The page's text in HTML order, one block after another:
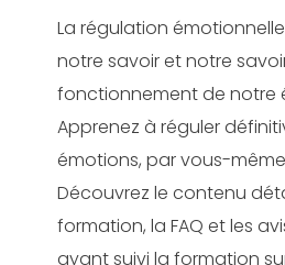
La régulation
notre savoir et notre
fonctionnement de notre
Apprenez à réguler
émotions, par vous-
Découvrez le contenu
formation, la FAQ et les
ayant suivi la formation